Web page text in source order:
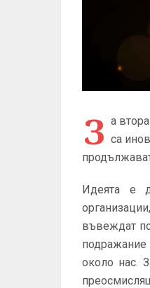
З а
са
Идеята е
въвеждат
около нас.